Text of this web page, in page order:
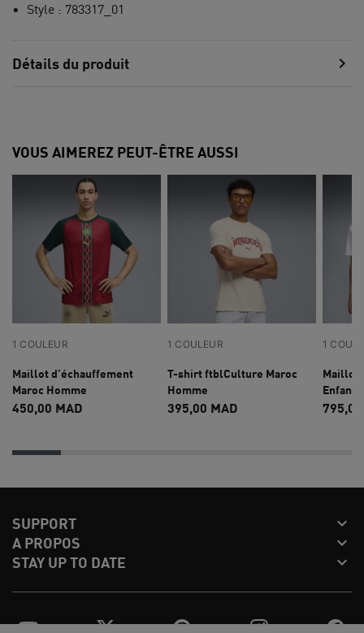
Style : 783317_01
Détails du produit chevron_right
VOUS AIMEREZ PEUT-ÊTRE AUSSI
1 COULEUR
Maillot d’échauffement
Maroc Homme
450,00 MAD
1 COULEUR
T-shirt ftblCulture Maroc
Homme
395,00 MAD
1
Maillot
Enfant
SUPPORT 
A PROPOS 
STAY UP TO DATE 